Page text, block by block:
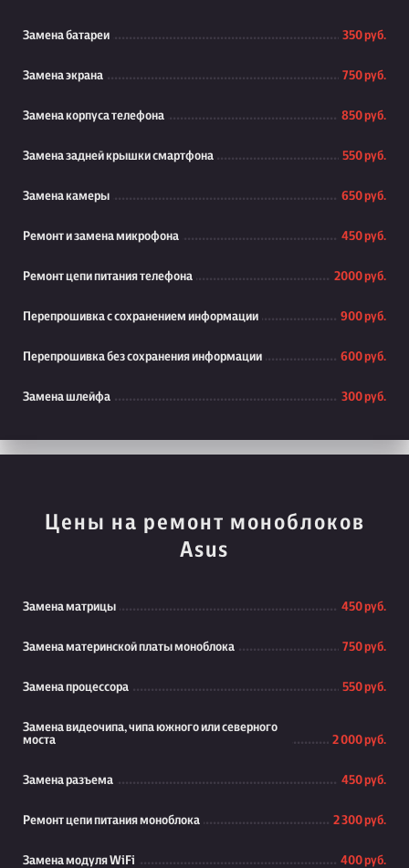
Замена батареи 350 руб.
Замена экрана 750 руб.
Замена корпуса телефона 850 руб.
Замена задней крышки смартфона 550 руб.
Замена камеры 650 руб.
Ремонт и замена микрофона 450 руб.
Ремонт цепи питания телефона 2000 руб.
Перепрошивка с сохранением информации 900 руб.
Перепрошивка без сохранения информации 600 руб.
Замена шлейфа 300 руб.
Цены на ремонт моноблоков
Asus
Замена матрицы 450 руб.
Замена материнской платы моноблока 750 руб.
Замена процессора 550 руб.
Замена видеочипа, чипа южного или северного
моста
2 000 руб.
Замена разъема 450 руб.
Ремонт цепи питания моноблока 2 300 руб.
Замена модуля WiFi 400 руб.